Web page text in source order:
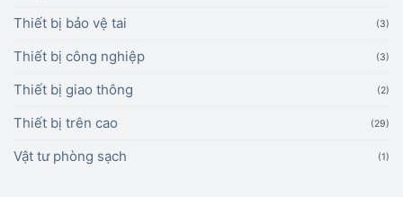
Thiết bị bảo vệ tai (3)
Thiết bị công nghiệp (3)
Thiết bị giao thông (2)
Thiết bị trên cao (29)
Vật tư phòng sạch (1)